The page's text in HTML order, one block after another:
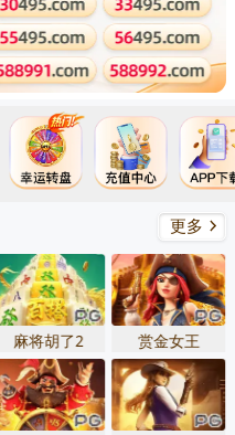
更多
麻将胡了2 赏金女王
赏金船长 赏金大对决
关闭
到主屏幕”